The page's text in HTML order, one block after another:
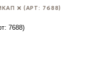
❌ (АРТ: 7688)